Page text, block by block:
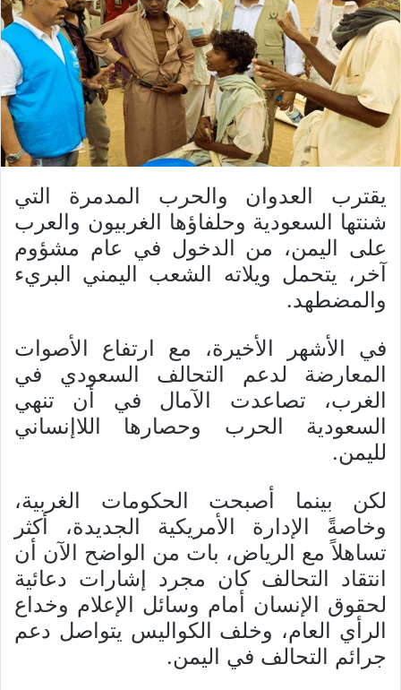
يقترب العدوان والحرب المدمرة التي
شنتها السعودية وحلفاؤها الغربيون والعرب
علی اليمن، من الدخول في عام مشؤوم
آخر، يتحمل ويلاته الشعب اليمني البريء
والمضطهد.
في الأشهر الأخيرة، مع ارتفاع الأصوات
المعارضة لدعم التحالف السعودي في
الغرب، تصاعدت الآمال في أن تنهي
السعودية الحرب وحصارها اللاإنساني
لليمن.
لكن بينما أصبحت الحكومات الغربية،
وخاصةً الإدارة الأمريكية الجديدة، أكثر
تساهلاً مع الرياض، بات من الواضح الآن أن
انتقاد التحالف كان مجرد إشارات دعائية
لحقوق الإنسان أمام وسائل الإعلام وخداع
الرأي العام، وخلف الكواليس يتواصل دعم
جرائم التحالف في اليمن.